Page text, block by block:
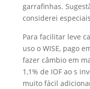
garrafinhas.
considerei
Para facilitar leve
uso o WISE, pago
fazer câmbio em
1,1% de IOF ao s
muito fácil